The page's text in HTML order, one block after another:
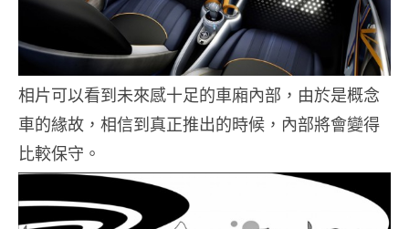
相片可以看到未來感十足的車廂內部，由於是概念
車的緣故，相信到真正推出的時候，內部將會變得
比較保守。